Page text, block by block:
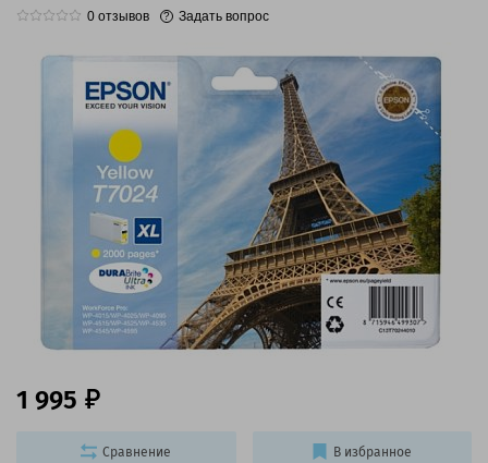
0 отзывов Задать вопрос
1 995
Сравнение В избранное